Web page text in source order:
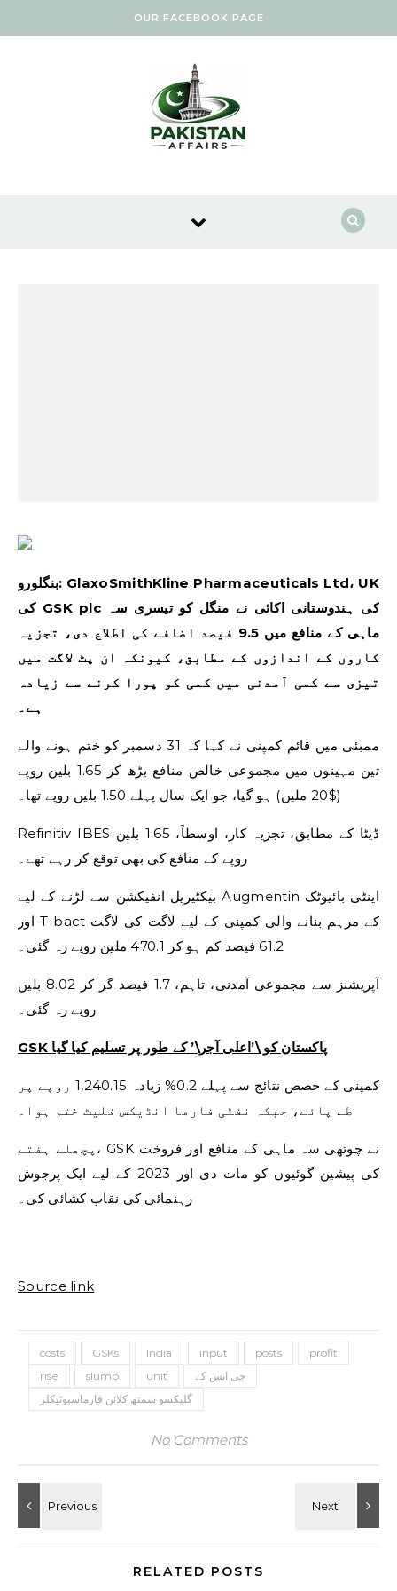
OUR FACEBOOK PAGE
بنگلورو: GlaxoSmithKline Pharmaceuticals Ltd، UK
کی GSK plc کی ہندوستانی اکائی نے منگل کو تیسری سہ
ماہی کے منافع میں 9.5 فیصد اضافے کی اطلاع دی، تجزیہ
کاروں کے اندازوں کے مطابق، کیونکہ ان پٹ لاگت میں
تیزی سے کمی آمدنی میں کمی کو پورا کرنے سے زیادہ
ہے۔
ممبئی میں قائم کمپنی نے کہا کہ 31 دسمبر کو ختم ہونے والے
تین مہینوں میں مجموعی خالص منافع بڑھ کر 1.65 بلین روپے
($20 ملین) ہو گیا، جو ایک سال پہلے 1.50 بلین روپے تھا۔
Refinitiv IBES ڈیٹا کے مطابق، تجزیہ کار، اوسطاً، 1.65 بلین
روپے کے منافع کی بھی توقع کر رہے تھے۔
بیکٹیریل انفیکشن سے لڑنے کے لیے Augmentin اینٹی بائیوٹک
اور T-bact کے مرہم بنانے والی کمپنی کے لیے لاگت کی لاگت
61.2 فیصد کم ہو کر 470.1 ملین روپے رہ گئی۔
آپریشنز سے مجموعی آمدنی، تاہم، 1.7 فیصد گر کر 8.02 بلین
روپے رہ گئی۔
GSK پاکستان کو \’اعلی آجر\’ کے طور پر تسلیم کیا گیا
کمپنی کے حصص نتائج سے پہلے 0.2% زیادہ 1,240.15 روپے پر
طے پائے، جبکہ نفٹی فارما انڈیکس فلیٹ ختم ہوا۔
پچھلے ہفتے، GSK نے چوتھی سہ ماہی کے منافع اور فروخت
کی پیشین گوئیوں کو مات دی اور 2023 کے لیے ایک پرجوش
رہنمائی کی نقاب کشائی کی۔
Source link
costs GSKs India input posts
profit
rise
slump unit
جی ایس کے
گلیکسو سمتھ کلائن فارماسیوٹیکلز
No Comments
RELATED POSTS